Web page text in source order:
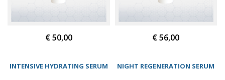
INTENSIVE HYDRATING SERUM
€ 50,00
NIGHT REGENERATION SERUM
€ 56,00